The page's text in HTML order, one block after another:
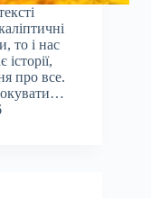
то і нас
про все.